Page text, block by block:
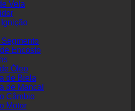
Vela
Encosto
Óleo
de Biela
de Mancal
Câmbio
Motor